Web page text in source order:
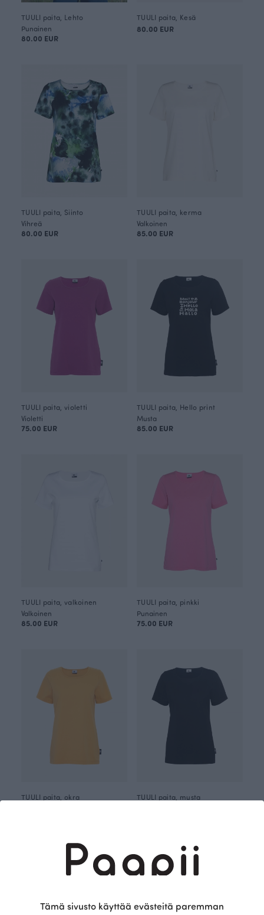
TUULI paita, Lehto
Punainen
80.00 EUR
TUULI paita, Kesä
80.00 EUR
TUULI paita, Siinto
Vihreä
80.00 EUR
TUULI paita, kerma
Valkoinen
85.00 EUR
TUULI paita, violetti
Violetti
75.00 EUR
TUULI paita, Hello print
Musta
85.00 EUR
TUULI paita, valkoinen
Valkoinen
85.00 EUR
TUULI paita, pinkki
Punainen
75.00 EUR
TUULI paita, okra
TUULI paita, musta
Tämä sivusto käyttää evästeitä paremman